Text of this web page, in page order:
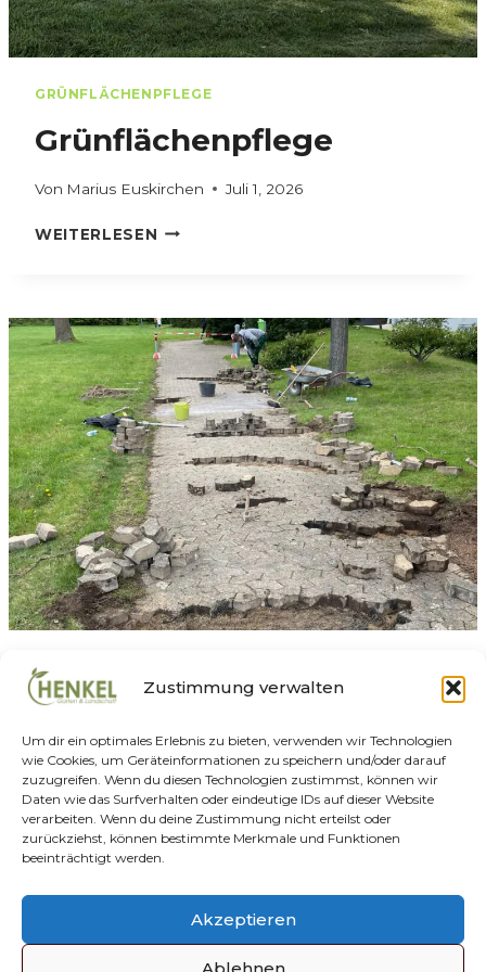
Zustimmung verwalten
Um dir ein optimales Erlebnis zu bieten, verwenden wir Technologien
wie Cookies, um Geräteinformationen zu speichern und/oder darauf
zuzugreifen. Wenn du diesen Technologien zustimmst, können wir
Daten wie das Surfverhalten oder eindeutige IDs auf dieser Website
verarbeiten. Wenn du deine Zustimmung nicht erteilst oder
zurückziehst, können bestimmte Merkmale und Funktionen
beeinträchtigt werden.
Akzeptieren
Ablehnen
GRÜNFLÄCHENPFLEGE
Grünflächenpflege
Von Marius Euskirchen Juli 1, 2026
WEITERLESEN G
F
L
Ä
C
H
E
N
P
F
L
E
G
E
GEHWEG ARBEITEN
Pflastersanierung
VonMarius Euskirchen Juni 21, 2026
WEITERLESENP
F
L
S
Impressum